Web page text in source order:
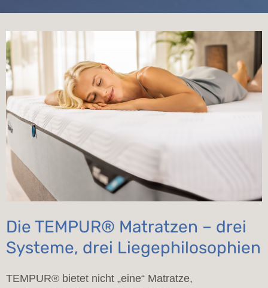
Die TEMPUR® Matratzen – drei
Systeme, drei Liegephilosophien
TEMPUR® bietet nicht „eine“ Matratze,